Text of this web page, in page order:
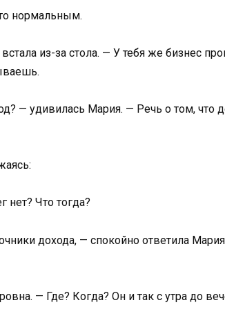
нормальным.
из-за стола. — У тебя же бизнес
— удивилась Мария. — Речь о том, что
Что тогда?
дохода, — спокойно ответила
— Где? Когда? Он и так с утра до